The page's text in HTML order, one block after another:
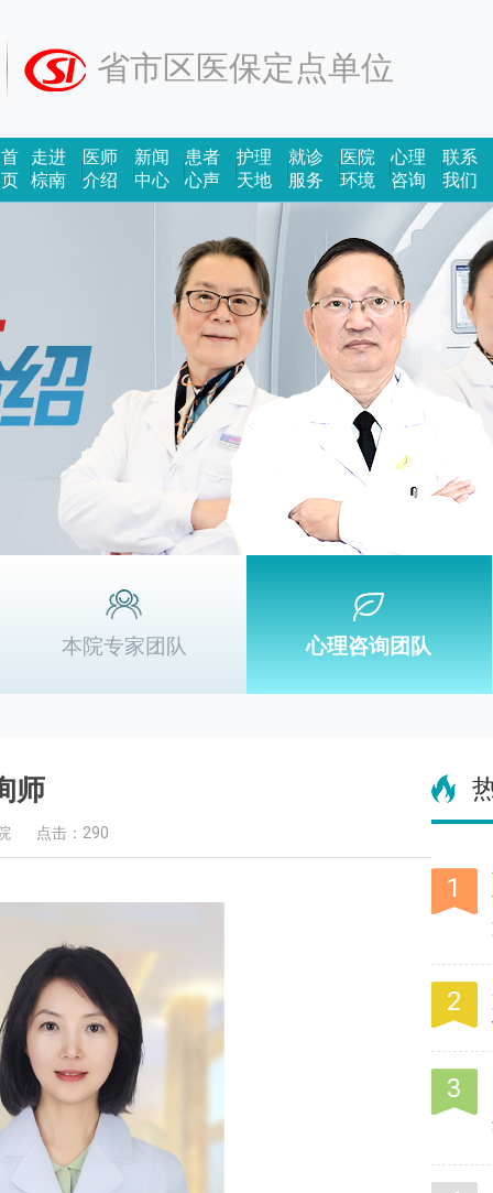
省市区医保定点单位
首
页
走进
棕南
医师
介绍
新闻
中心
患者
心声
护理
天地
就诊
服务
医院
环境
心理
咨询
联系
我们
本院专家团队 心理咨询团队
师
点击：290